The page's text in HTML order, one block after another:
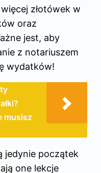
złotówek w
oraz
jest, aby
z notariuszem
wydatków!
musisz
jedynie początek
one lekcje